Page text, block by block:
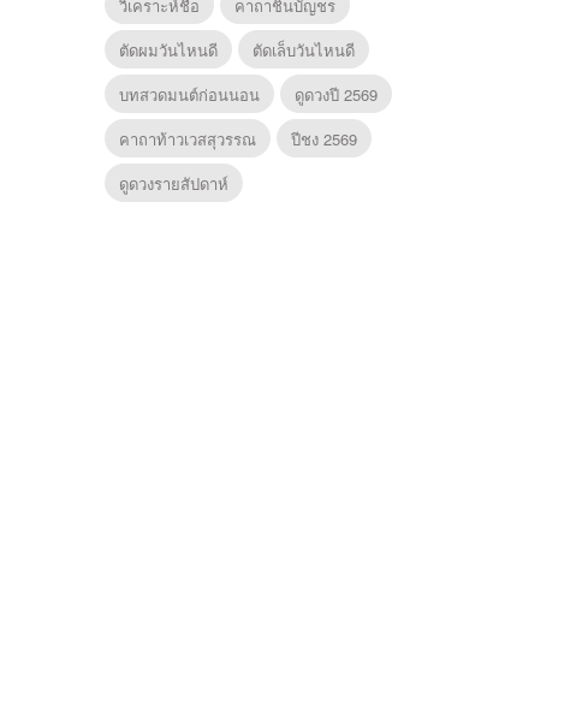
วิเคราะห์ชื่อ
คาถาชินบัญชร
ตัดผมวันไหนดี
ตัดเล็บวันไหนดี
บทสวดมนต์ก่อนนอน
ดูดวงปี 2569
คาถาท้าวเวสสุวรรณ
ปีชง 2569
ดูดวงรายสัปดาห์